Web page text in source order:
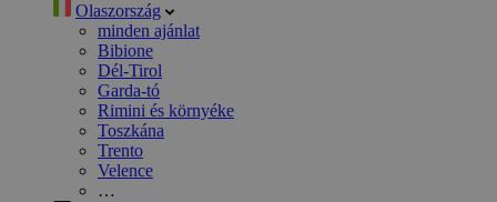
Olaszország
minden ajánlat
Bibione
Dél-Tirol
Garda-tó
Rimini és környéke
Toszkána
Trento
Velence
…